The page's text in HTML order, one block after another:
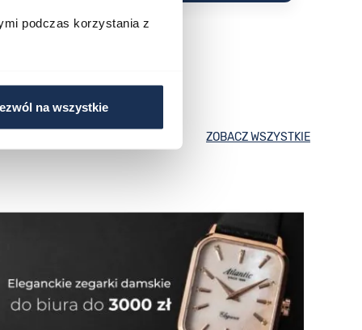
podczas korzystania z
na wszystkie
ZOBACZ WSZYSTKIE